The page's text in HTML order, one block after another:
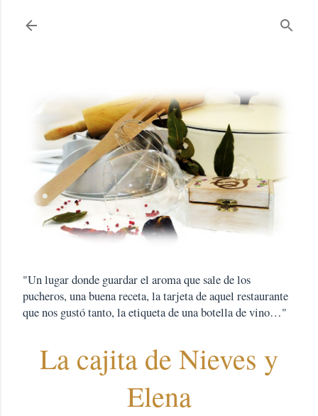
"Un lugar donde guardar el aroma que sale de los
pucheros, una buena receta, la tarjeta de aquel restaurante
que nos gustó tanto, la etiqueta de una botella de vino…"
La cajita de Nieves y
Elena